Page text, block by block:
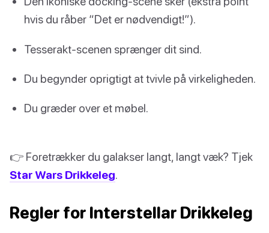
hvis du råber “Det er nødvendigt!”).
Tesserakt-scenen sprænger dit sind.
Du begynder oprigtigt at tvivle på virkeligheden.
Du græder over et møbel.
👉 Foretrækker du galakser langt, langt væk? Tjek
Star Wars Drikkeleg.
Regler for Interstellar Drikkeleg